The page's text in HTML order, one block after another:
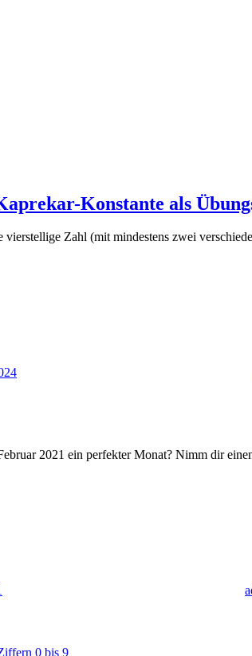
Konstante als
Zahl (mit mindestens zwei
2021 ein perfekter Monat? Nimm dir